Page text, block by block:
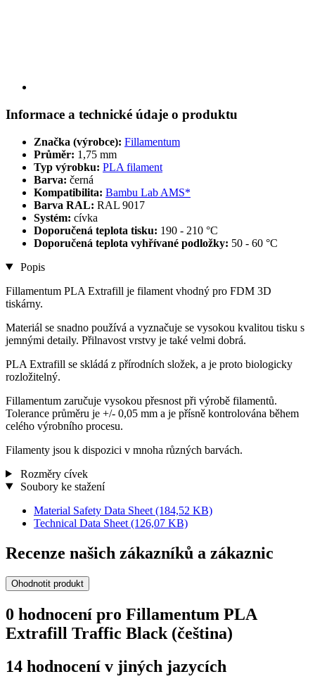
Informace a technické údaje o produktu
Značka (výrobce): Fillamentum
Průměr: 1,75 mm
Typ výrobku: PLA filament
Barva: černá
Kompatibilita: Bambu Lab AMS*
Barva RAL: RAL 9017
Systém: cívka
Doporučená teplota tisku: 190 - 210 °C
Doporučená teplota vyhřívané podložky: 50 - 60 °C
Popis
Fillamentum PLA Extrafill je filament vhodný pro FDM 3D
tiskárny.
Materiál se snadno používá a vyznačuje se vysokou kvalitou tisku s
jemnými detaily. Přilnavost vrstvy je také velmi dobrá.
PLA Extrafill se skládá z přírodních složek, a je proto biologicky
rozložitelný.
Fillamentum zaručuje vysokou přesnost při výrobě filamentů.
Tolerance průměru je +/- 0,05 mm a je přísně kontrolována během
celého výrobního procesu.
Filamenty jsou k dispozici v mnoha různých barvách.
Rozměry cívek
Soubory ke stažení
Material Safety Data Sheet (184,52 KB)
Technical Data Sheet (126,07 KB)
Recenze našich zákazníků a zákaznic
Ohodnotit produkt
0 hodnocení pro Fillamentum PLA
Extrafill Traffic Black (čeština)
14 hodnocení v jiných jazycích